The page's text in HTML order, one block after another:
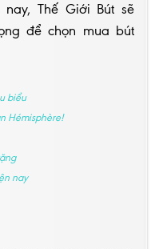
Thế Giới Bút sẽ
để chọn mua bút
biểu
Hémisphère!
nay